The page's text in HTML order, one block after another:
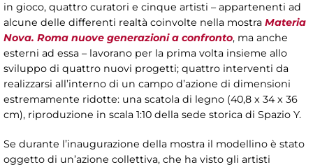
in gioco, quattro curatori e cinque artisti – appartenenti ad
alcune delle differenti realtà coinvolte nella mostra Materia
Nova. Roma nuove generazioni a confronto, ma anche
esterni ad essa – lavorano per la prima volta insieme allo
sviluppo di quattro nuovi progetti; quattro interventi da
realizzarsi all’interno di un campo d’azione di dimensioni
estremamente ridotte: una scatola di legno (40,8 x 34 x 36
cm), riproduzione in scala 1:10 della sede storica di Spazio Y.
Se durante l’inaugurazione della mostra il modellino è stato
oggetto di un’azione collettiva, che ha visto gli artisti